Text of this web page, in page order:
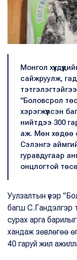
Монгол
сайжруулж,
"Боловсрол
хэрэгжүүлсэн
нийтдээ 300
аж. Мөн хөдөө
Сэлэнгэ
гуравдугаар
онцлогтой
Уулзалтын үеэр
багш С.Гандэлгэр
сурах арга
хандаж зөвлөгөө
40 гаруй жил